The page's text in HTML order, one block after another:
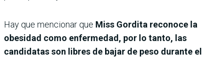
Hay que mencionar que Miss Gordita reconoce la
obesidad como enfermedad, por lo tanto, las
candidatas son libres de bajar de peso durante el